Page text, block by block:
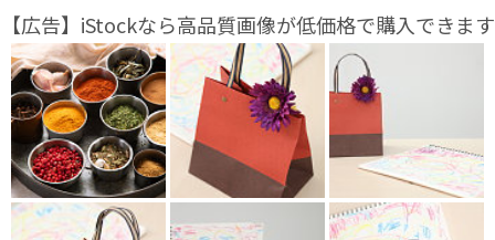
【広告】iStockなら高品質画像が低価格で購入できます